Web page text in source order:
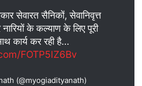
सेवारत सैनिकों, सेवानिवृत्त
के कल्याण के लिए पूरी
कार्य कर रही है…
FOTP5lZ6Bv
(@myogiadityanath)